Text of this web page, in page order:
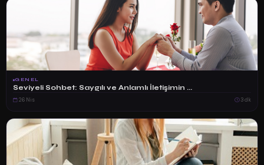
GENEL
Seviyeli Sohbet: Saygılı ve Anlamlı İletişimin ...
26 Nis 3 dk